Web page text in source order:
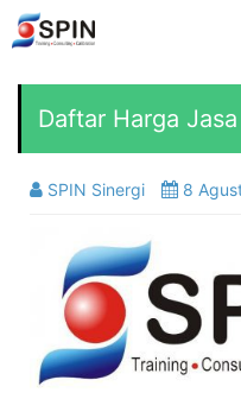
Daftar Harga
SPIN Sinergi 8